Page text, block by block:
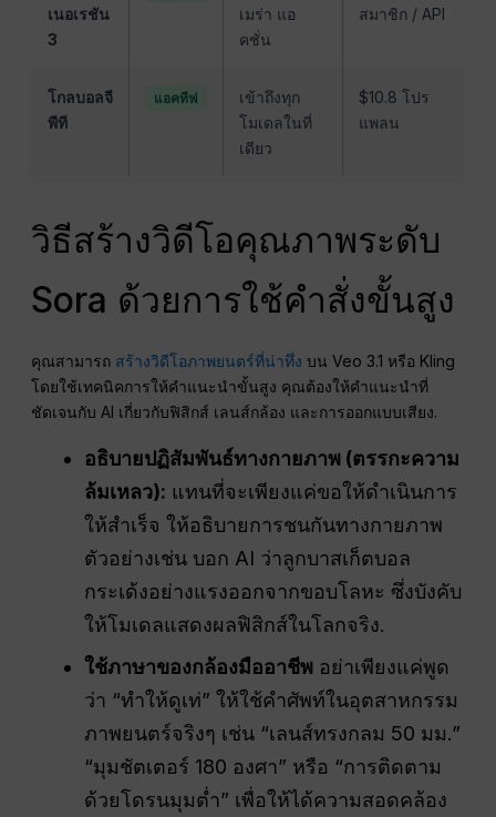
เนอเรชัน
3
เมร่า แอ
คชั่น
สมาชิก / API
โกลบอลจี
พีที
แอคทีฟ
เข้าถึงทุก
โมเดลในที่
เดียว
$10.8 โปร
แพลน
วิธีสร้างวิดีโอคุณภาพระดับ
Sora ด้วยการใช้คำสั่งขั้นสูง
คุณสามารถ สร้างวิดีโอภาพยนตร์ที่น่าทึ่ง บน Veo 3.1 หรือ Kling
โดยใช้เทคนิคการให้คำแนะนำขั้นสูง คุณต้องให้คำแนะนำที่
ชัดเจนกับ AI เกี่ยวกับฟิสิกส์ เลนส์กล้อง และการออกแบบเสียง.
อธิบายปฏิสัมพันธ์ทางกายภาพ (ตรรกะความ
ล้มเหลว): แทนที่จะเพียงแค่ขอให้ดำเนินการ
ให้สำเร็จ ให้อธิบายการชนกันทางกายภาพ
ตัวอย่างเช่น บอก AI ว่าลูกบาสเก็ตบอล
กระเด้งอย่างแรงออกจากขอบโลหะ ซึ่งบังคับ
ให้โมเดลแสดงผลฟิสิกส์ในโลกจริง.
ใช้ภาษาของกล้องมืออาชีพ อย่าเพียงแค่พูด
ว่า “ทำให้ดูเท่” ให้ใช้คำศัพท์ในอุตสาหกรรม
ภาพยนตร์จริงๆ เช่น “เลนส์ทรงกลม 50 มม.”
“มุมชัตเตอร์ 180 องศา” หรือ “การติดตาม
ด้วยโดรนมุมต่ำ” เพื่อให้ได้ความสอดคล้อง